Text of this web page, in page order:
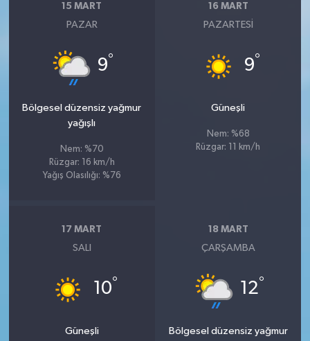
15 MART
PAZAR
9°
Bölgesel düzensiz yağmur
yağışlı
Nem: %70
Rüzgar: 16 km/h
Yağış Olasılığı: %76
16 MART
PAZARTESI
9°
Güneşli
Nem: %68
Rüzgar: 11 km/h
17 MART
SALI
10°
Güneşli
18 MART
ÇARŞAMBA
12°
Bölgesel düzensiz yağmur